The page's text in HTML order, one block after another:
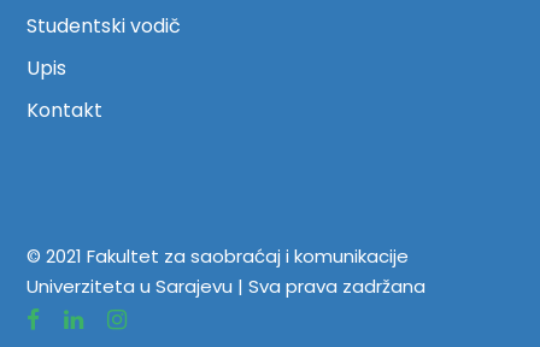
Studentski vodič
Upis
Kontakt
© 2021 Fakultet za saobraćaj i komunikacije
Univerziteta u Sarajevu | Sva prava zadržana